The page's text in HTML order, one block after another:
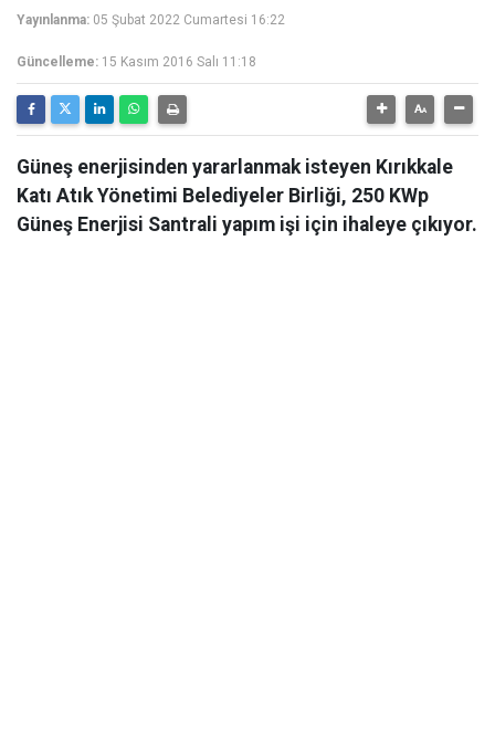
Yayınlanma: 05 Şubat 2022 Cumartesi 16:22
Güncelleme: 15 Kasım 2016 Salı 11:18
Güneş enerjisinden yararlanmak isteyen Kırıkkale
Katı Atık Yönetimi Belediyeler Birliği, 250 KWp
Güneş Enerjisi Santrali yapım işi için ihaleye çıkıyor.